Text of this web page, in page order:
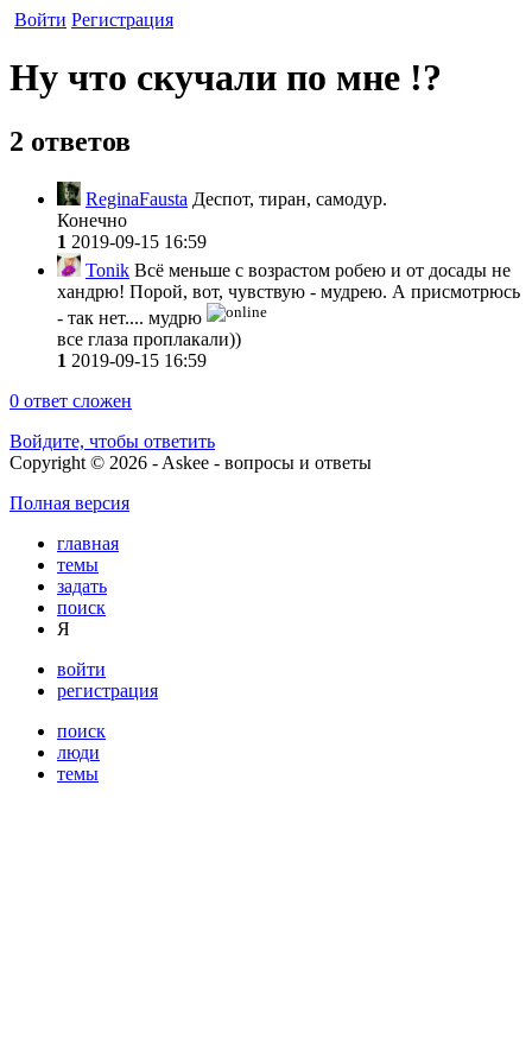
Войти Регистрация
Ну что скучали по мне !?
2 ответов
ReginaFausta Деспот, тиран, самодур.
Конечно
1 2019-09-15 16:59
Tonik Всё меньше с возрастом робею и от досады не
хандрю! Порой, вот, чувствую - мудрею. А присмотрюсь
- так нет.... мудрю
все глаза проплакали))
1 2019-09-15 16:59
0 ответ сложен
Войдите, чтобы ответить
Copyright © 2026 - Askee - вопросы и ответы
Полная версия
главная
темы
задать
поиск
Я
войти
регистрация
поиск
люди
темы